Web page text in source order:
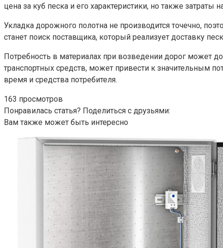
цена за куб песка и его характеристики, но также затраты
Укладка дорожного полотна не производится точечно,
станет поиск поставщика, который реализует доставку
Потребность в материалах при возведении дорог может
транспортных средств, может привести к значительным
время и средства потребителя.
163 просмотров
Понравилась статья? Поделиться с друзьями:
Вам также может быть интересно